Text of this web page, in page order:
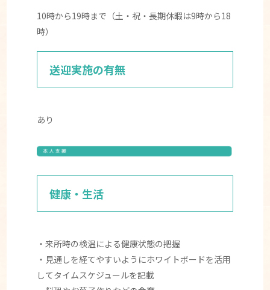
10時から19時まで（土・祝・長期休暇は9時から18
時）
送迎実施の有無
あり
健康・生活
・来所時の検温による健康状態の把握
・見通しを経てやすいようにホワイトボードを活用
してタイムスケジュールを記載